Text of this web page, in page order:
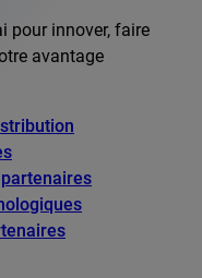
pour innover, faire
avantage